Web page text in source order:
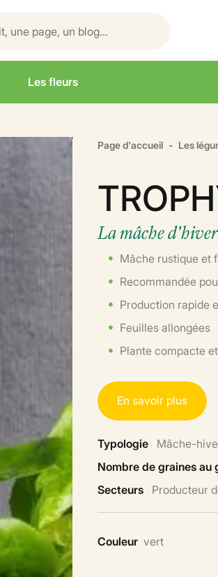
Les fleurs
Page d'accueil Les
La mâche d'hiver
Mâche rustique et
Recommandée
Production rapide
Feuilles allongées
Plante compacte
En savoir plus
Typologie Mâche-
Nombre de graines au
Secteurs Producteur
Couleur vert